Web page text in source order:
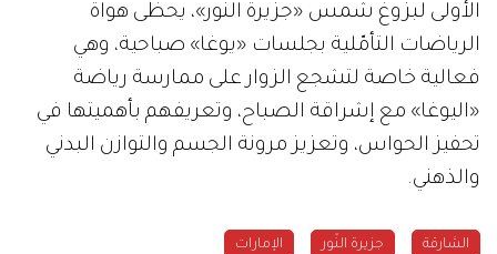
الأولى لبزوغ شمس «جزيرة النور»، يحظى هواة
الرياضات التأمّلية بجلسات «يوغا» صباحية، وهي
فعالية خاصة لتشجع الزوار على ممارسة رياضة
«اليوغا» مع إشراقة الصباح، وتعريفهم بأهميتها في
تحفيز الحواس، وتعزيز مرونة الجسم والتوازن البدني
والذهني.
الشارقة جزيرة النّور الإمارات